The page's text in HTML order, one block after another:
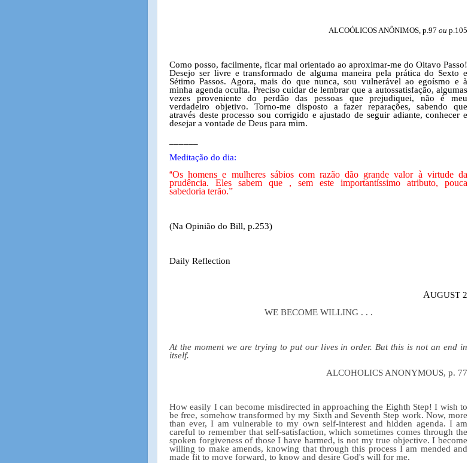
ALCOÓLICOS ANÔNIMOS, p.97 ou p.105
Como posso, facilmente, ficar mal orientado ao aproximar-me do Oitavo Passo!
Desejo ser livre e transformado de alguma maneira pela prática do Sexto e
Sétimo Passos. Agora, mais do que nunca, sou vulnerável ao egoísmo e à
minha agenda oculta. Preciso cuidar de lembrar que a autossatisfação, algumas
vezes proveniente do perdão das pessoas que prejudiquei, não é meu
verdadeiro objetivo. Torno-me disposto a fazer reparações, sabendo que
através deste processo sou corrigido e ajustado de seguir adiante, conhecer e
desejar a vontade de Deus para mim.
Meditação do dia:
“Os homens e mulheres sábios com razão dão grande valor à virtude da
prudência. Eles sabem que , sem este importantíssimo atributo, pouca
sabedoria terão.”
(Na Opinião do Bill, p.253)
Daily Reflection
AUGUST 2
WE BECOME WILLING . . .
At the moment we are trying to put our lives in order. But this is not an end in
itself.
ALCOHOLICS ANONYMOUS, p. 77
How easily I can become misdirected in approaching the Eighth Step! I wish to
be free, somehow transformed by my Sixth and Seventh Step work. Now, more
than ever, I am vulnerable to my own self-interest and hidden agenda. I am
careful to remember that self-satisfaction, which sometimes comes through the
spoken forgiveness of those I have harmed, is not my true objective. I become
willing to make amends, knowing that through this process I am mended and
made fit to move forward, to know and desire God's will for me.